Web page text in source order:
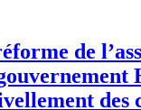
de
des